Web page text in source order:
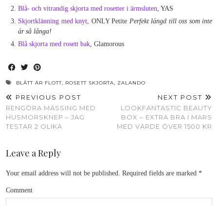
Blå- och vitrandig skjorta med rosetter i ärmsluten , YAS
Skjortklänning med knyt , ONLY Petite Perfekt längd till oss som inte
är så långa!
Blå skjorta med rosett bak , Glamorous
BLÅTT ÄR FLOTT, ROSETT SKJORTA, ZALANDO
PREVIOUS POST
RENGÖRA MÄSSING MED
HUSMORSKNEP – JAG
TESTAR 2 OLIKA
NEXT POST
LOOKFANTASTIC BEAUTY
BOX – EXTRA BRA I MARS
MED VÄRDE ÖVER 1500 KR
Leave a Reply
Your email address will not be published. Required fields are marked *
Comment